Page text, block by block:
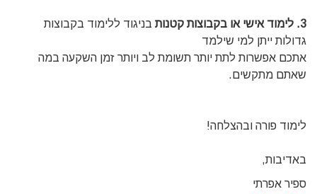
3. לימוד אישי או בקבוצות קטנות
בניגוד ללימוד בקבוצות
גדולות ייתן למי שילמד
אתכם אפשרות לתת יותר תשומת לב ויותר זמן השקעה במה
שאתם מתקשים.
לימוד פורה ובהצלחה!
באדיבות,
ספיר אפרתי